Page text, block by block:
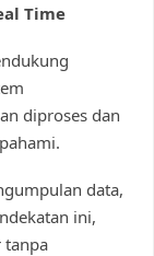
Time
diproses dan
data,
ini,
tanpa